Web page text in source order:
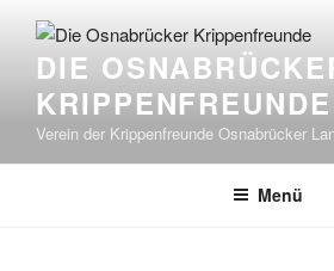
Inhalt
springenDIE
KRIPPENFREUNDE
Verein der Krippenfreunde Osnabrücker
Menü